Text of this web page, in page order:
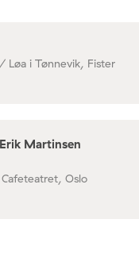
Løa i Tønnevik, Fister
Martinsen
Oslo